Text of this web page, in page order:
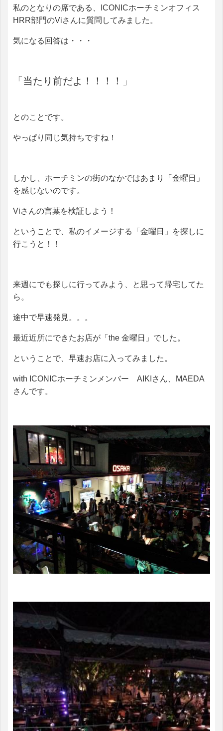
私のとなりの席である、ICONICホーチミンオフィス
HRR部門のViさんに質問してみました。
気になる回答は・・・
「当たり前だよ！！！！」
とのことです。
やっぱり同じ気持ちですね！
しかし、ホーチミンの街のなかではあまり「金曜日」
を感じないのです。
Viさんの言葉を検証しよう！
ということで、私のイメージする「金曜日」を探しに
行こうと！！
来週にでも探しに行ってみよう、と思って帰宅してた
ら。
途中で早速発見。。。
最近近所にできたお店が「the 金曜日」でした。
ということで、早速お店に入ってみました。
with ICONICホーチミンメンバー AIKIさん、MAEDA
さんです。